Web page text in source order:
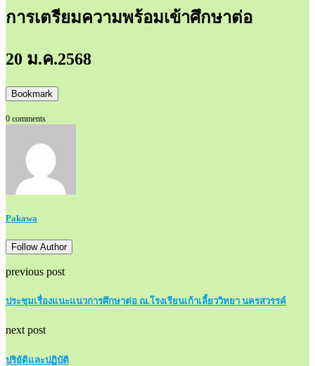
การเตรียมความพร้อมเข้าศึกษาต่อ
20 ม.ค.2568
Bookmark
0 comments
Pakawa
Follow Author
previous post
ประชุมเรื่องแนะแนวการศึกษาต่อ ณ.โรงเรียนเก้าเลี้ยววิทยา นครสวรรค์
next post
ปริยัติและปฏิบัติ